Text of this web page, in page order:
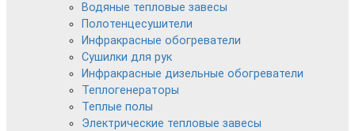
Водяные тепловые завесы
Полотенцесушители
Инфракрасные обогреватели
Сушилки для рук
Инфракрасные дизельные обогреватели
Теплогенераторы
Теплые полы
Электрические тепловые завесы